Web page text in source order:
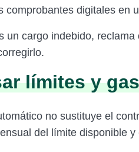
comprobantes digitales en
un cargo indebido,
límites y
no sustituye el
del límite disponible